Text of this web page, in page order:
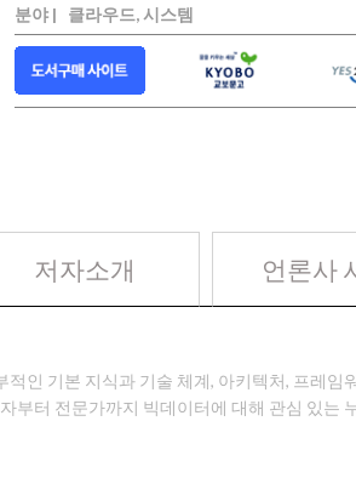
분야 | 클라우드, 시스템
저자소개 언론사
인 기본 지식과 기술 체계, 아키텍처, 프레
부터 전문가까지 빅데이터에 대해 관심 있는